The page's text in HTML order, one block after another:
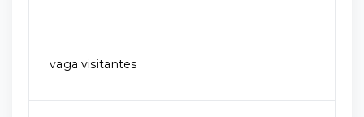
vaga visitantes